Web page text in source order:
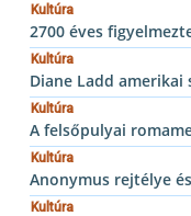
Kultúra
2700 éves
Kultúra
Diane Ladd
Kultúra
A felsőpulyai
Kultúra
Anonymus rejtélye
Kultúra